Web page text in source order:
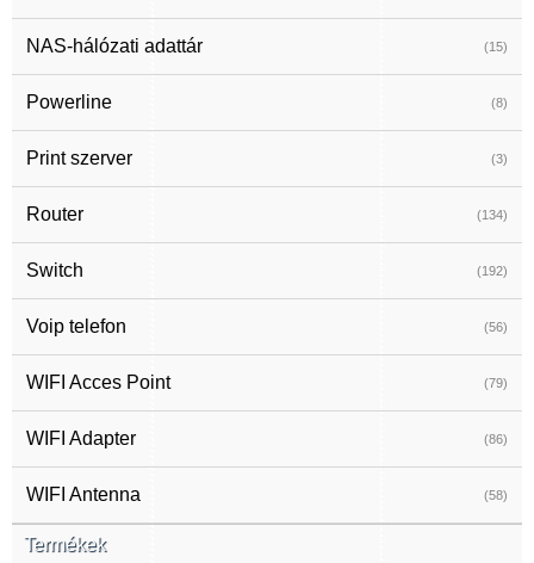
NAS-hálózati adattár (15)
Powerline (8)
Print szerver (3)
Router (134)
Switch (192)
Voip telefon (56)
WIFI Acces Point (79)
WIFI Adapter (86)
WIFI Antenna (58)
Termékek